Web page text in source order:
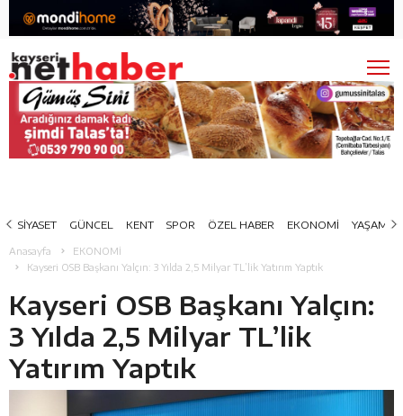
SİYASET GÜNCEL KENT SPOR ÖZEL HABER EKONOMİ YAŞAM
Anasayfa
EKONOMİ
Kayseri OSB Başkanı Yalçın: 3 Yılda 2,5 Milyar TL’lik Yatırım Yaptık
Kayseri OSB Başkanı Yalçın:
3 Yılda 2,5 Milyar TL’lik
Yatırım Yaptık